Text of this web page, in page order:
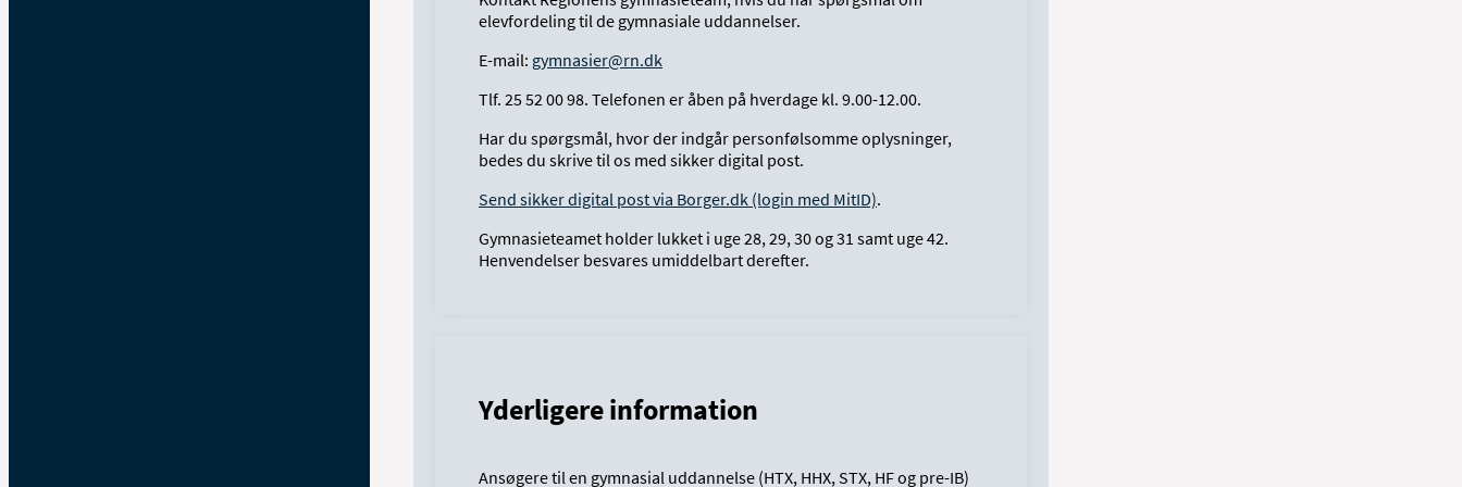
elevfordeling til de gymnasiale uddannelser.
E-mail: gymnasier@rn.dk
Tlf. 25 52 00 98. Telefonen er åben på hverdage kl. 9.00-12.00.
Har du spørgsmål, hvor der indgår personfølsomme oplysninger,
bedes du skrive til os med sikker digital post.
Send sikker digital post via Borger.dk (login med MitID).
Gymnasieteamet holder lukket i uge 28, 29, 30 og 31 samt uge 42.
Henvendelser besvares umiddelbart derefter.
Yderligere information
Ansøgere til en gymnasial uddannelse (HTX, HHX, STX, HF og pre-IB)